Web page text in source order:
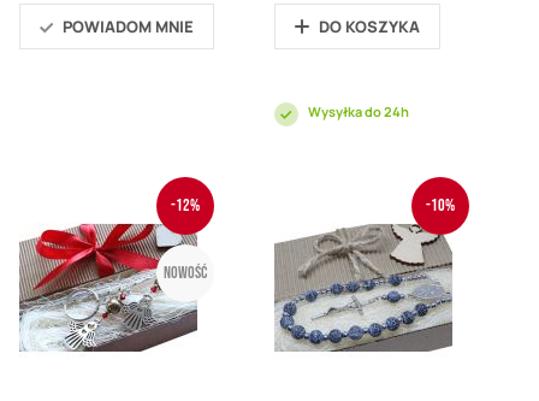
POWIADOM MNIE DO KOSZYKA
Wysyłka do 24h
-12%
Nowość
-10%